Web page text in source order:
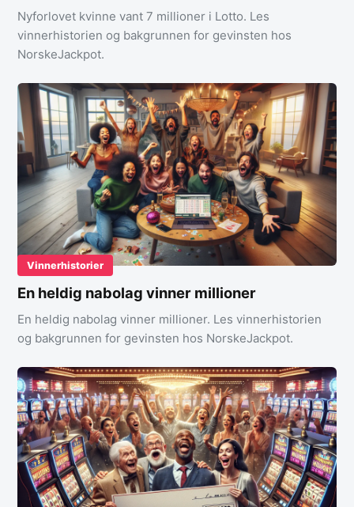
Nyforlovet kvinne vant 7 millioner i Lotto. Les
vinnerhistorien og bakgrunnen for gevinsten hos
NorskeJackpot.
Vinnerhistorier
En heldig nabolag vinner millioner
En heldig nabolag vinner millioner. Les vinnerhistorien
og bakgrunnen for gevinsten hos NorskeJackpot.